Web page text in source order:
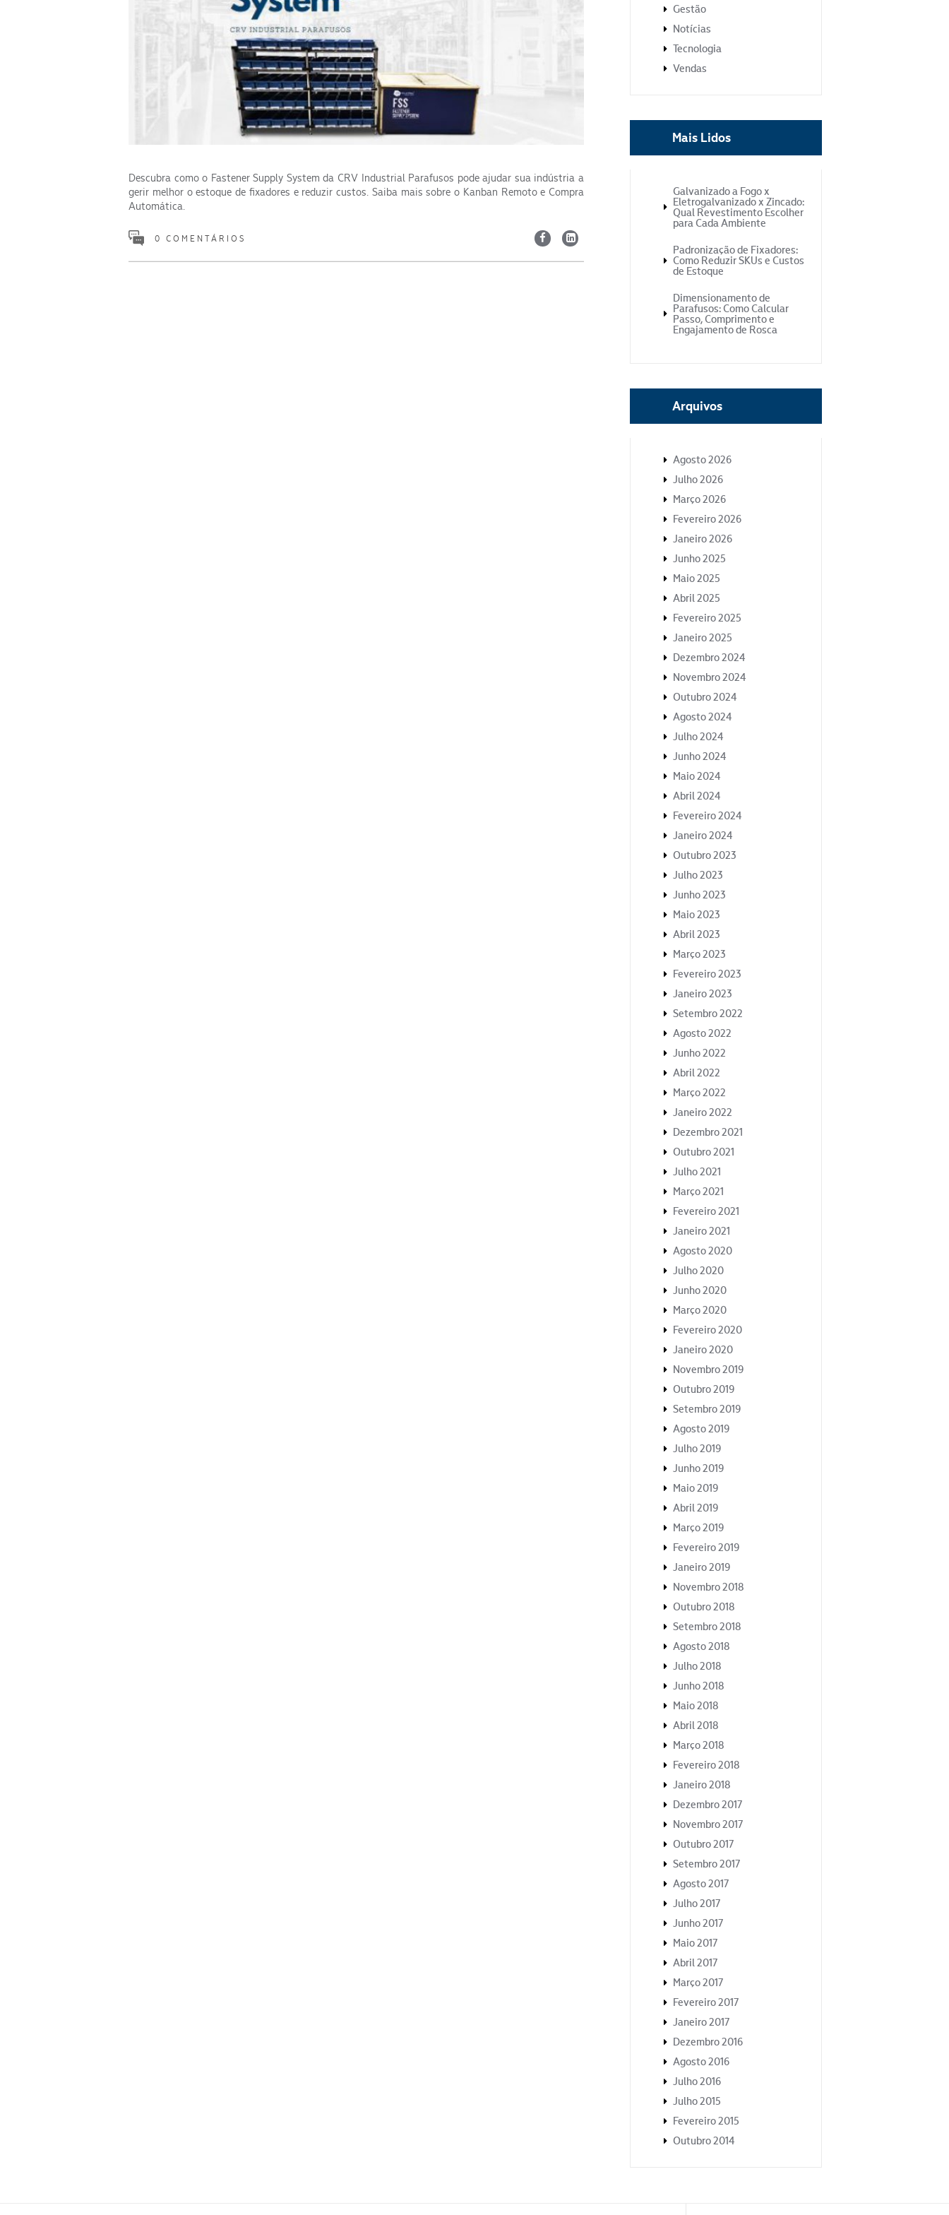
Descubra como o Fastener Supply System da CRV Industrial Parafusos pode ajudar sua indústria a
gerir melhor o estoque de fixadores e reduzir custos. Saiba mais sobre o Kanban Remoto e Compra
Automática.
0 COMENTÁRIOS
Gestão
Notícias
Tecnologia
Vendas
Mais Lidos
Galvanizado a Fogo x
Eletrogalvanizado x Zincado:
Qual Revestimento Escolher
para Cada Ambiente
Padronização de Fixadores:
Como Reduzir SKUs e Custos
de Estoque
Dimensionamento de
Parafusos: Como Calcular
Passo, Comprimento e
Engajamento de Rosca
Arquivos
Agosto 2026
Julho 2026
Março 2026
Fevereiro 2026
Janeiro 2026
Junho 2025
Maio 2025
Abril 2025
Fevereiro 2025
Janeiro 2025
Dezembro 2024
Novembro 2024
Outubro 2024
Agosto 2024
Julho 2024
Junho 2024
Maio 2024
Abril 2024
Fevereiro 2024
Janeiro 2024
Outubro 2023
Julho 2023
Junho 2023
Maio 2023
Abril 2023
Março 2023
Fevereiro 2023
Janeiro 2023
Setembro 2022
Agosto 2022
Junho 2022
Abril 2022
Março 2022
Janeiro 2022
Dezembro 2021
Outubro 2021
Julho 2021
Março 2021
Fevereiro 2021
Janeiro 2021
Agosto 2020
Julho 2020
Junho 2020
Março 2020
Fevereiro 2020
Janeiro 2020
Novembro 2019
Outubro 2019
Setembro 2019
Agosto 2019
Julho 2019
Junho 2019
Maio 2019
Abril 2019
Março 2019
Fevereiro 2019
Janeiro 2019
Novembro 2018
Outubro 2018
Setembro 2018
Agosto 2018
Julho 2018
Junho 2018
Maio 2018
Abril 2018
Março 2018
Fevereiro 2018
Janeiro 2018
Dezembro 2017
Novembro 2017
Outubro 2017
Setembro 2017
Agosto 2017
Julho 2017
Junho 2017
Maio 2017
Abril 2017
Março 2017
Fevereiro 2017
Janeiro 2017
Dezembro 2016
Agosto 2016
Julho 2016
Julho 2015
Fevereiro 2015
Outubro 2014
Segmento